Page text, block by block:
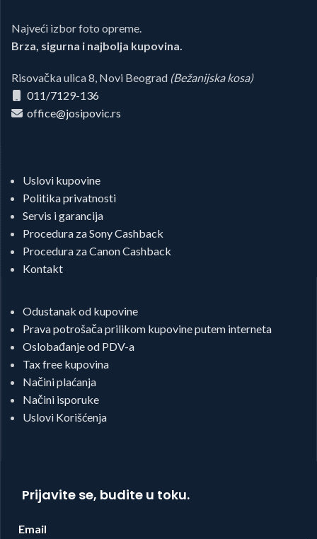
Najveći izbor foto opreme.
Brza, sigurna i najbolja kupovina.
Risovačka ulica 8, Novi Beograd (Bežanijska kosa)
011/7129-136
office@josipovic.rs
Uslovi kupovine
Politika privatnosti
Servis i garancija
Procedura za Sony Cashback
Procedura za Canon Cashback
Kontakt
Odustanak od kupovine
Prava potrošača prilikom kupovine putem interneta
Oslobađanje od PDV-a
Tax free kupovina
Načini plaćanja
Načini isporuke
Uslovi Korišćenja
Prijavite se, budite u toku.
Email